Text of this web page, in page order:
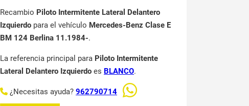
Recambio Piloto Intermitente Lateral Delantero
Izquierdo para el vehículo Mercedes-Benz Clase E
BM 124 Berlina 11.1984-.
La referencia principal para Piloto Intermitente
Lateral Delantero Izquierdo es BLANCO.
¿Necesitas ayuda? 962790714